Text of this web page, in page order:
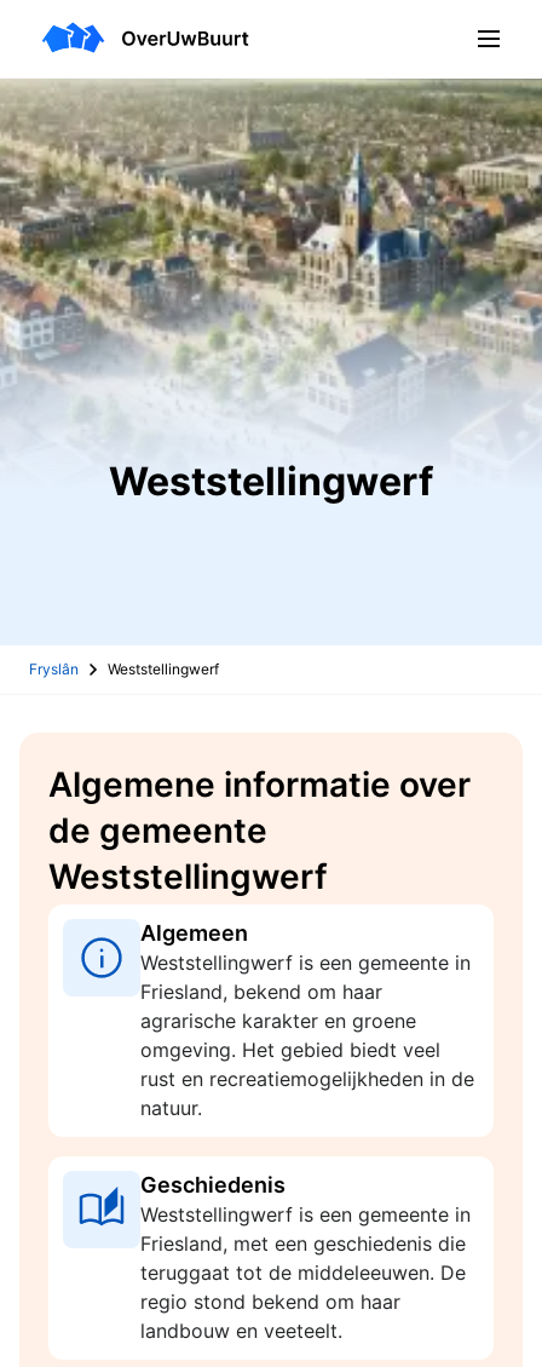
Weststellingwerf
Fryslân Weststellingwerf
Algemene informatie over
de gemeente
Weststellingwerf
Algemeen
Weststellingwerf is een gemeente in
Friesland, bekend om haar
agrarische karakter en groene
omgeving. Het gebied biedt veel
rust en recreatiemogelijkheden in de
natuur.
Geschiedenis
Weststellingwerf is een gemeente in
Friesland, met een geschiedenis die
teruggaat tot de middeleeuwen. De
regio stond bekend om haar
landbouw en veeteelt.